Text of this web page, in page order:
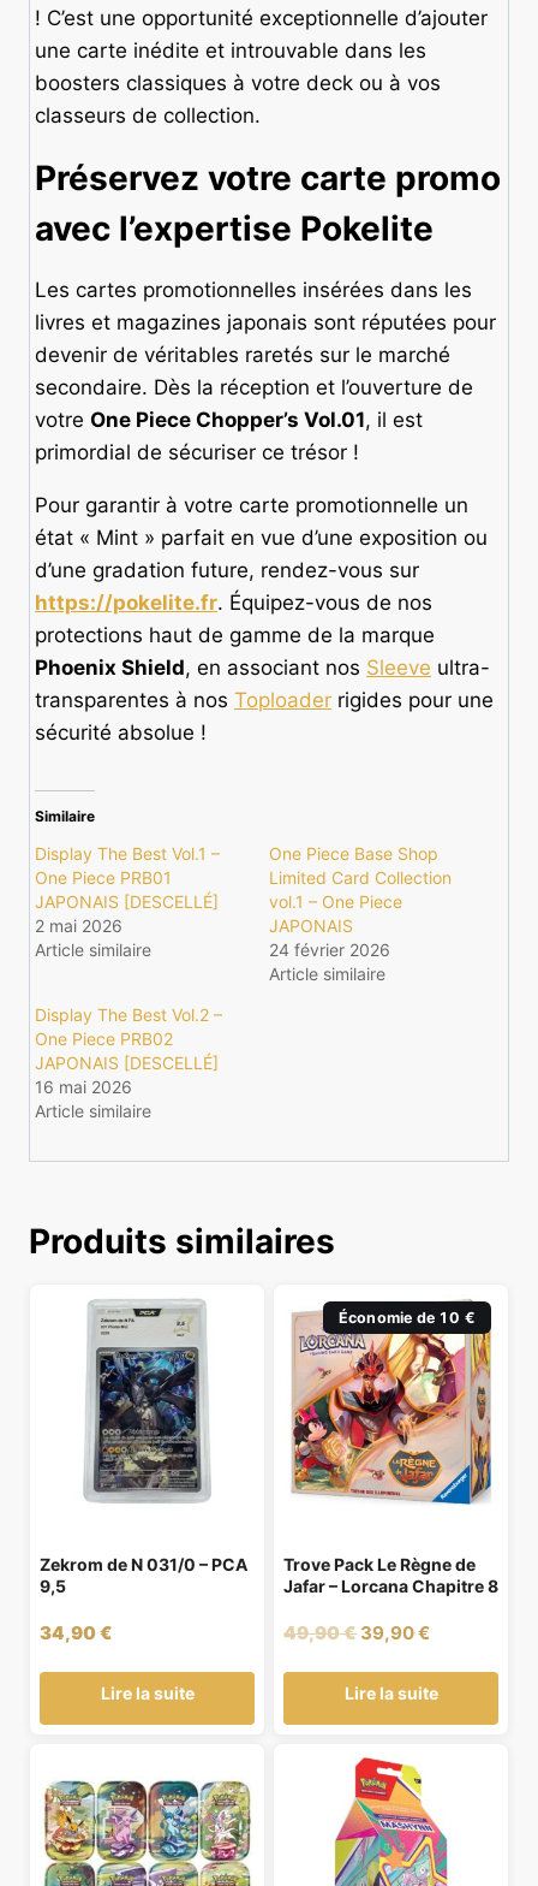
! C’est une opportunité exceptionnelle d’ajouter
une carte inédite et introuvable dans les
boosters classiques à votre deck ou à vos
classeurs de collection.
Préservez votre carte promo
avec l’expertise Pokelite
Les cartes promotionnelles insérées dans les
livres et magazines japonais sont réputées pour
devenir de véritables raretés sur le marché
secondaire. Dès la réception et l’ouverture de
votre One Piece Chopper’s Vol.01, il est
primordial de sécuriser ce trésor !
Pour garantir à votre carte promotionnelle un
état « Mint » parfait en vue d’une exposition ou
d’une gradation future, rendez-vous sur
https://pokelite.fr. Équipez-vous de nos
protections haut de gamme de la marque
Phoenix Shield, en associant nos Sleeve ultra-
transparentes à nos Toploader rigides pour une
sécurité absolue !
Similaire
Display The Best Vol.1 –
One Piece PRB01
JAPONAIS [DESCELLÉ]
2 mai 2026
Article similaire
One Piece Base Shop
Limited Card Collection
vol.1 – One Piece
JAPONAIS
24 février 2026
Article similaire
Display The Best Vol.2 –
One Piece PRB02
JAPONAIS [DESCELLÉ]
16 mai 2026
Article similaire
Produits similaires
Zekrom de N 031/0 – PCA
9,5
34,90€
Lire la suite
Économie de 10 €
Trove Pack Le Règne de
Jafar – Lorcana Chapitre 8
49,90€ Le
initial
39,90€Le
actuel
Lire la suite